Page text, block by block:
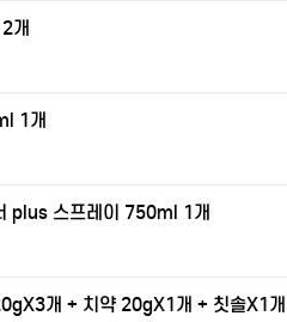
개
1개
plus 스프레이 750ml 1개
개 + 치약 20gX1개 + 칫솔X1